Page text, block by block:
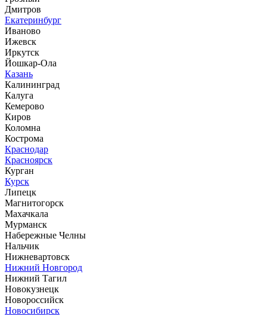
Дмитров
Екатеринбург
Иваново
Ижевск
Иркутск
Йошкар-Ола
Казань
Калининград
Калуга
Кемерово
Киров
Коломна
Кострома
Краснодар
Красноярск
Курган
Курск
Липецк
Магнитогорск
Махачкала
Мурманск
Набережные Челны
Нальчик
Нижневартовск
Нижний Новгород
Нижний Тагил
Новокузнецк
Новороссийск
Новосибирск